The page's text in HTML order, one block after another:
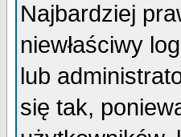
Najbardziej
niewłaściwy
lub
się tak,